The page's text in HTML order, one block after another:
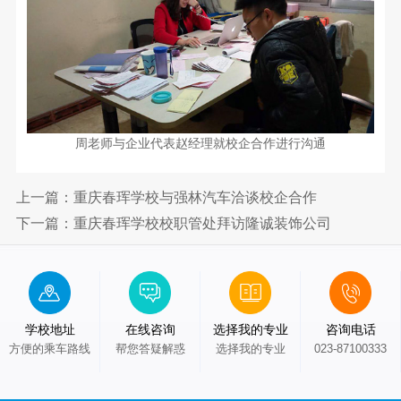
简
介
魅
力
校
园
全
景
览
实
训
新
闻
校
园
闻
最
新
公
告
专
设
学
留
周老师与企业代表赵经理就校企合作进行沟通
上一篇：重庆春珲学校与强林汽车洽谈校企合作
下一篇：重庆春珲学校校职管处拜访隆诚装饰公司
学校地址
方便的乘车路线
在线咨询
帮您答疑解惑
选择我的专业
选择我的专业
咨询电话
023-87100333